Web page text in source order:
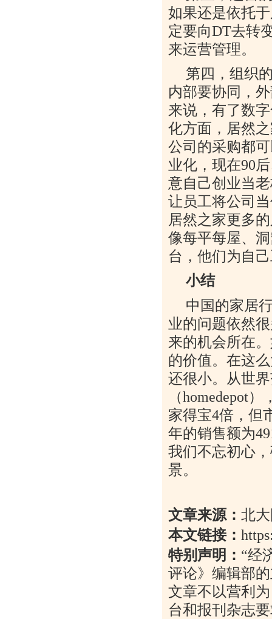
如果还是依托
定要向DT去转
来运营管理。
第四，组织
内部要协同，
来说，有了数
化方面，居然
公司的采购都
业化，现在90
意自己创业当
让员工将公司
居然之家更多
像每平每屋、
台，他们为自
小结
中国的家居
业的问题依然
来的机会所在
的价值。在这
还很小。从世
（homedepot）
家得宝4倍，但
年的销售额为
我们不忘初心
景。
文章来源： 北
本文链接：
特别声明： “经
评论》编辑部
文章不以营利
台和报刊杂志